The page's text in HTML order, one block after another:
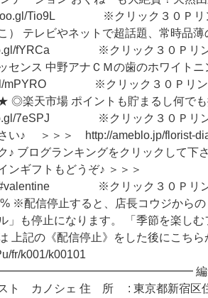
goo.gl/Tio9L ※クリック３０Ｐリ
テレビやネットで超話題、常時品薄
fYRCa ※クリック３０Ｐリ
センス 中野アナＣＭの歯のホワイト
mPYRO ※クリック３０Ｐリ
天市場 ポイントも貯まるし何でも
7eSPJ ※クリック３０Ｐリン
ださい♪ ＞＞＞ http://ameblo.jp/
ブログランキングをクリックして下
ンギフトもどうぞ♪ ＞＞＞
#valentine ※クリック３０Ｐリ
※配信停止すると、店長コウジから
」も停止になります。 「季節を楽しむ
上記の《配信停止》をした後にこちら
fr/k001/k00101
編集
ト カノシェ 住 所 : 東京都新宿区住